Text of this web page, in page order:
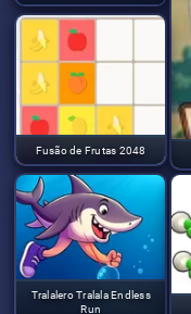
Fusão de Frutas 2048
Tralalero Tralala Endless
Run